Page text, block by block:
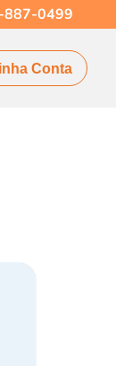
0499
Conta